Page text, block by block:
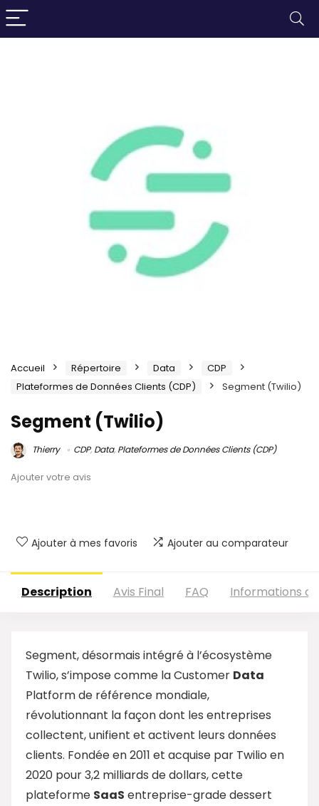
Accueil Répertoire Data
CDP
Plateformes de Données Clients (CDP)
Segment (Twilio)
Segment (Twilio)
Thierry CDP, Data, Plateformes de Données Clients (CDP)
Ajouter votre avis
Ajouter à mes favoris Ajouter au comparateur
Description Avis Final FAQ Informations
Segment, désormais intégré à l’écosystème
Twilio, s’impose comme la Customer Data
Platform de référence mondiale,
révolutionnant la façon dont les entreprises
collectent, unifient et activent leurs données
clients. Fondée en 2011 et acquise par Twilio en
2020 pour 3,2 milliards de dollars, cette
plateforme SaaS entreprise-grade dessert